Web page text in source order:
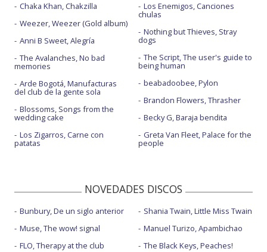
Chaka Khan, Chakzilla
Weezer, Weezer (Gold album)
Anni B Sweet, Alegría
The Avalanches, No bad
memories
Arde Bogotá, Manufacturas
del club de la gente sola
Blossoms, Songs from the
wedding cake
Los Zigarros, Carne con
patatas
Los Enemigos, Canciones
chulas
Nothing but Thieves, Stray
dogs
The Script, The user's guide to
being human
beabadoobee, Pylon
Brandon Flowers, Thrasher
Becky G, Baraja bendita
Greta Van Fleet, Palace for the
people
NOVEDADES DISCOS
Bunbury, De un siglo anterior
Muse, The wow! signal
FLO, Therapy at the club
Shania Twain, Little Miss Twain
Manuel Turizo, Apambichao
The Black Keys, Peaches!